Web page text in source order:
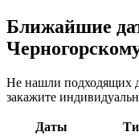
Ближайшие
Не нашли подходящих
закажите
Даты